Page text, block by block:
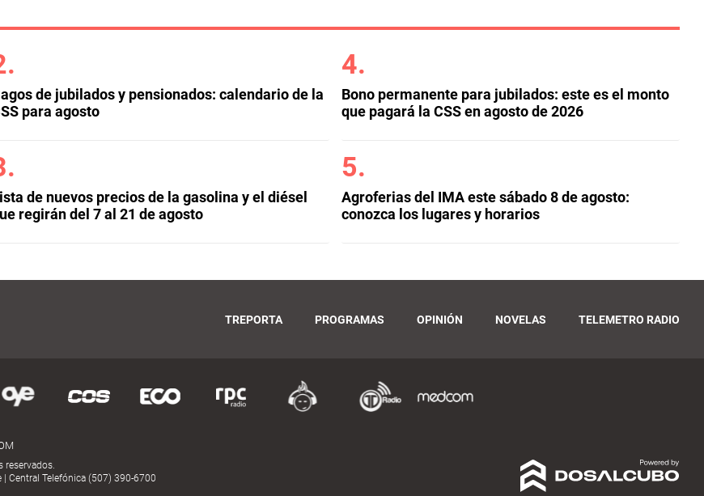
de jubilados y pensionados: calendario de la
para agosto
de nuevos precios de la gasolina y el diésel
regirán del 7 al 21 de agosto
Bono permanente para jubilados: este es el monto
que pagará la CSS en agosto de 2026
Agroferias del IMA este sábado 8 de agosto:
conozca los lugares y horarios
TREPORTA PROGRAMAS OPINIÓN NOVELAS TELEMETRO RADIO
reservados.
| Central Telefónica (507) 390-6700